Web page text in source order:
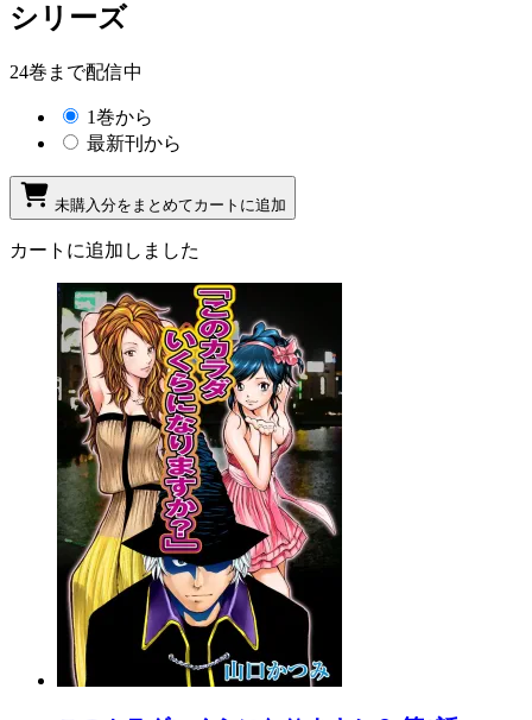
シリーズ
24巻まで配信中
1巻から
最新刊から
未購入分をまとめてカートに追加
カートに追加しました